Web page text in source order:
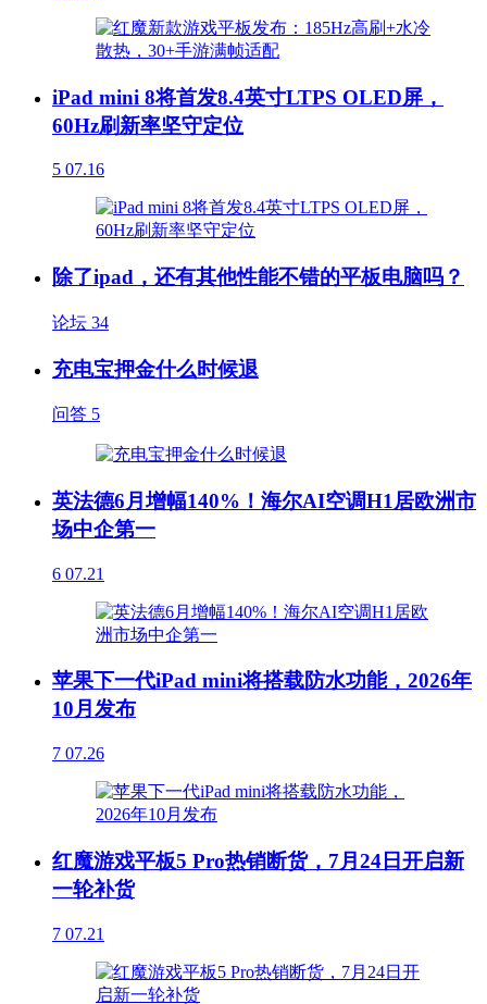
iPad mini 8将首发8.4英寸LTPS OLED屏，
60Hz刷新率坚守定位
5 07.16
除了ipad，还有其他性能不错的平板电脑吗？
论坛 34
充电宝押金什么时候退
问答 5
英法德6月增幅140%！海尔AI空调H1居欧洲市
场中企第一
6 07.21
苹果下一代iPad mini将搭载防水功能，2026年
10月发布
7 07.26
红魔游戏平板5 Pro热销断货，7月24日开启新
一轮补货
7 07.21